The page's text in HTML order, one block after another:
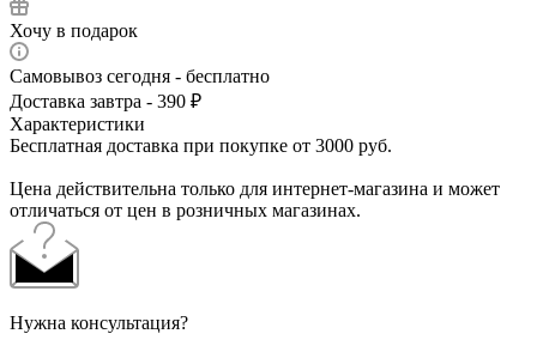
Хочу в подарок
Самовывоз сегодня - бесплатно
Доставка завтра - 390 ₽
Характеристики
Бесплатная доставка при покупке от 3000 руб.
Цена действительна только для интернет-магазина и может
отличаться от цен в розничных магазинах.
Нужна консультация?